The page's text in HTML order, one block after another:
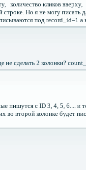
количество кликов вверху,
Но я не могу писать
под record_id=1 а
не сделать 2 колонки?
пишутся c ID 3, 4, 5, 6.... и
во второй колонке будет